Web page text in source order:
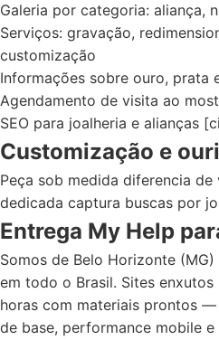
Galeria por categoria: aliança,
Serviços: gravação,
customização
Informações sobre ouro, prata
Agendamento de visita ao
SEO para joalheria e alianças
Customização e
Peça sob medida diferencia
dedicada captura buscas por
Entrega My Help
Somos de Belo Horizonte
em todo o Brasil. Sites
horas com materiais prontos —
de base, performance mobile